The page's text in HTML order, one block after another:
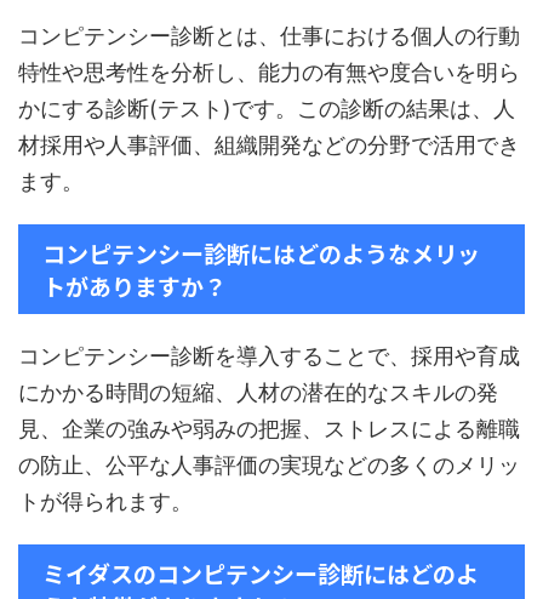
コンピテンシー診断とは、仕事における個人の行動
特性や思考性を分析し、能力の有無や度合いを明ら
かにする診断(テスト)です。この診断の結果は、人
材採用や人事評価、組織開発などの分野で活用でき
ます。
コンピテンシー診断にはどのようなメリッ
トがありますか？
コンピテンシー診断を導入することで、採用や育成
にかかる時間の短縮、人材の潜在的なスキルの発
見、企業の強みや弱みの把握、ストレスによる離職
の防止、公平な人事評価の実現などの多くのメリッ
トが得られます。
ミイダスのコンピテンシー診断にはどのよ